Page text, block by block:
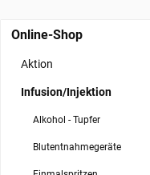
Online-Shop
Aktion
Infusion/Injektion
Alkohol - Tupfer
Blutentnahmegeräte